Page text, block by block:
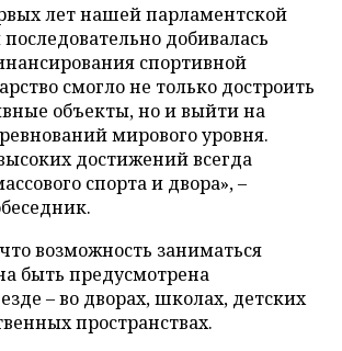
лет нашей парламентской
добивалась
спортивной
смогло не только достроить
объекты, но и выйти на
мирового уровня.
достижений всегда
спорта и двора», –
возможность заниматься
быть предусмотрена
– во дворах, школах, детских
пространствах.